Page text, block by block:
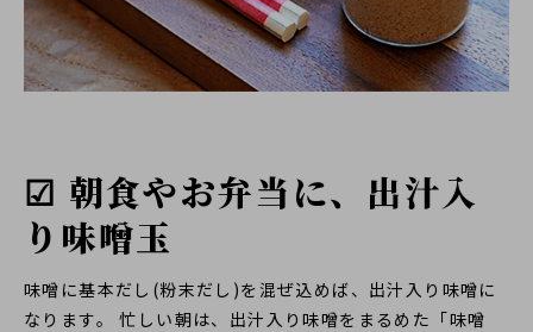
☑ 朝食やお弁当に、出汁入
り味噌玉
味噌に基本だし(粉末だし)を混ぜ込めば、出汁入り味噌に
なります。 忙しい朝は、出汁入り味噌をまるめた「味噌